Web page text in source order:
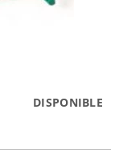
DISPONIBLE